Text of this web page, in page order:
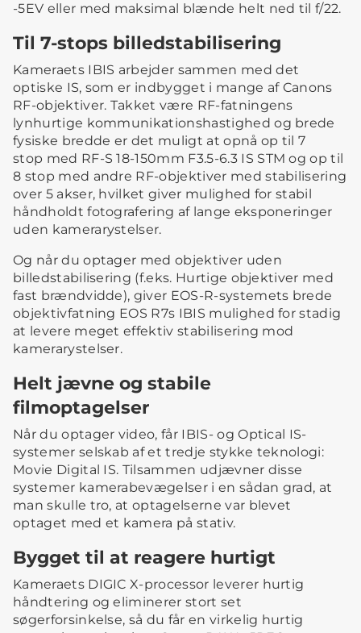
-5EV eller med maksimal blænde helt ned til f/22.
Til 7-stops billedstabilisering
Kameraets IBIS arbejder sammen med det
optiske IS, som er indbygget i mange af Canons
RF-objektiver. Takket være RF-fatningens
lynhurtige kommunikationshastighed og brede
fysiske bredde er det muligt at opnå op til 7
stop med RF-S 18-150mm F3.5-6.3 IS STM og op til
8 stop med andre RF-objektiver med stabilisering
over 5 akser, hvilket giver mulighed for stabil
håndholdt fotografering af lange eksponeringer
uden kamerarystelser.
Og når du optager med objektiver uden
billedstabilisering (f.eks. Hurtige objektiver med
fast brændvidde), giver EOS-R-systemets brede
objektivfatning EOS R7s IBIS mulighed for stadig
at levere meget effektiv stabilisering mod
kamerarystelser.
Helt jævne og stabile
filmoptagelser
Når du optager video, får IBIS- og Optical IS-
systemer selskab af et tredje stykke teknologi:
Movie Digital IS. Tilsammen udjævner disse
systemer kamerabevægelser i en sådan grad, at
man skulle tro, at optagelserne var blevet
optaget med et kamera på stativ.
Bygget til at reagere hurtigt
Kameraets DIGIC X-processor leverer hurtig
håndtering og eliminerer stort set
søgerforsinkelse, så du får en virkelig hurtig